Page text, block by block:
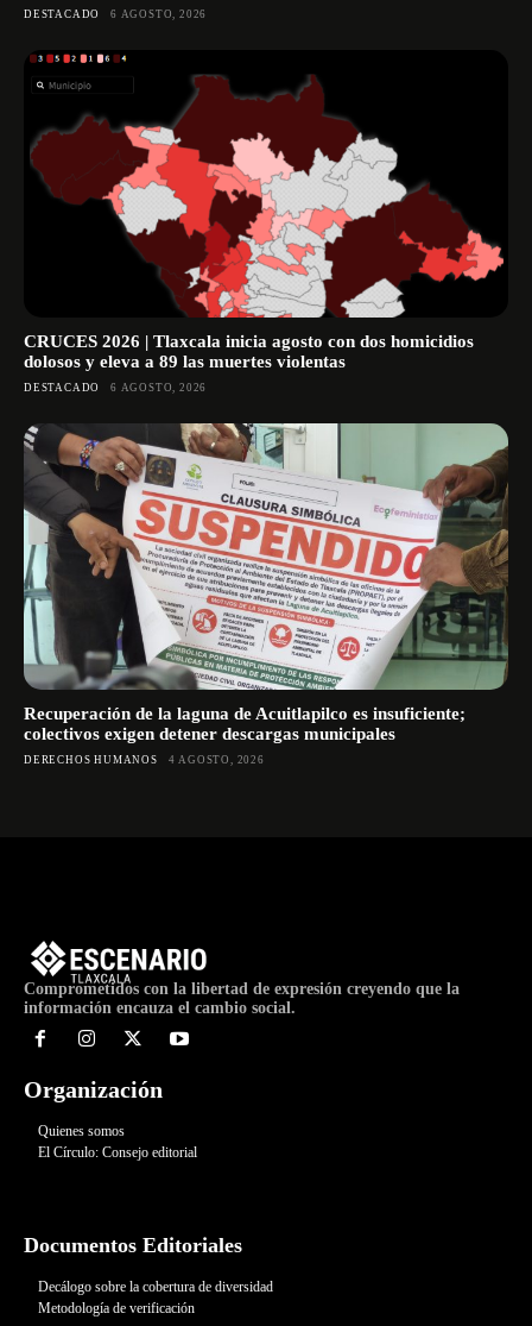
DESTACADO 6 AGOSTO, 2026
CRUCES 2026 | Tlaxcala inicia agosto con dos homicidios
dolosos y eleva a 89 las muertes violentas
DESTACADO 6 AGOSTO, 2026
Recuperación de la laguna de Acuitlapilco es insuficiente;
colectivos exigen detener descargas municipales
DERECHOS HUMANOS 4 AGOSTO, 2026
Comprometidos con la libertad de expresión creyendo que la
información encauza el cambio social.
Organización
Quienes somos
El Círculo: Consejo editorial
Documentos Editoriales
Decálogo sobre la cobertura de diversidad
Metodología de verificación